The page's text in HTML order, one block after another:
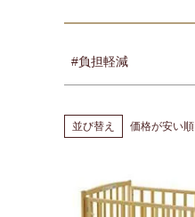
#負担軽減
並び替え 価格が安い順